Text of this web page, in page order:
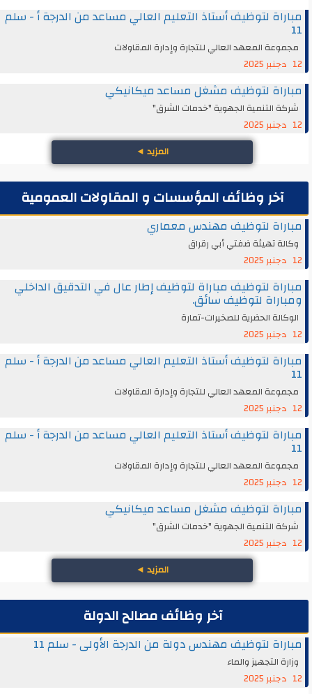
مباراة لتوظيف أستاذ التعليم العالي مساعد من الدرجة أ - سلم
11
مجموعة المعهد العالي للتجارة وإدارة المقاولات
12 دجنبر 2025
مباراة لتوظيف مشغل مساعد ميكانيكي
شركة التنمية الجهوية "خدمات الشرق"
12 دجنبر 2025
المزيد◄
آخر وظائف المؤسسات و المقاولات العمومية
مباراة لتوظيف مهندس معماري
وكالة تهيئة ضفتي أبي رقراق
12 دجنبر 2025
مباراة لتوظيف مباراة لتوظيف إطار عال في التدقيق الداخلي
ومباراة لتوظيف سائق.
الوكالة الحضرية للصخيرات-تمارة
12 دجنبر 2025
مباراة لتوظيف أستاذ التعليم العالي مساعد من الدرجة أ - سلم
11
مجموعة المعهد العالي للتجارة وإدارة المقاولات
12 دجنبر 2025
مباراة لتوظيف أستاذ التعليم العالي مساعد من الدرجة أ - سلم
11
مجموعة المعهد العالي للتجارة وإدارة المقاولات
12 دجنبر 2025
مباراة لتوظيف مشغل مساعد ميكانيكي
شركة التنمية الجهوية "خدمات الشرق"
12 دجنبر 2025
المزيد◄
آخر وظائف مصالح الدولة
مباراة لتوظيف مهندس دولة من الدرجة الأولى - سلم 11
وزارة التجهيز والماء
12 دجنبر 2025